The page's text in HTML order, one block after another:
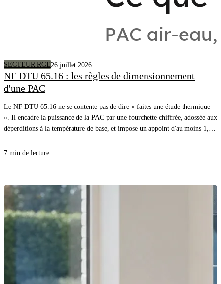
SECTEUR RGE26 juillet 2026
NF DTU 65.16 : les règles de dimensionnement
d'une PAC
Le NF DTU 65.16 ne se contente pas de dire « faites une étude thermique
». Il encadre la puissance de la PAC par une fourchette chiffrée, adossée aux
déperditions à la température de base, et impose un appoint d'au moins 1,2
chiffré du DTU lui-même.
7 min de lecture